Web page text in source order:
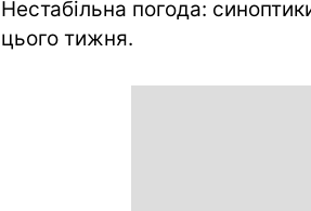
Нестабільна погода:
цього тижня.